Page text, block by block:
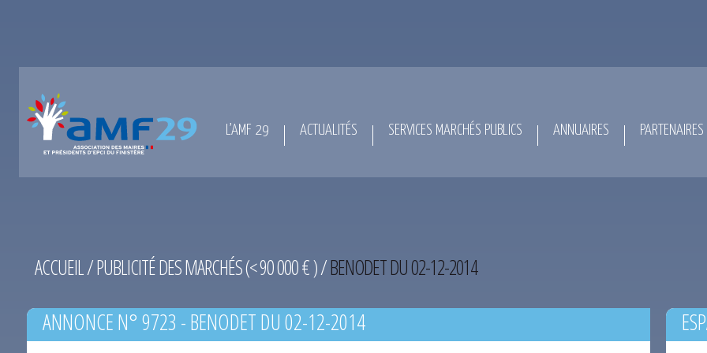
L’AMF 29 ACTUALITÉS SERVICES MARCHÉS PUBLICS ANNUAIRES PARTENAIRES
ACCUEIL/PUBLICITÉ DES MARCHÉS (< 90 000 € )/BENODET DU 02-12-2014
ANNONCE N° 9723 - BENODET DU 02-12-2014